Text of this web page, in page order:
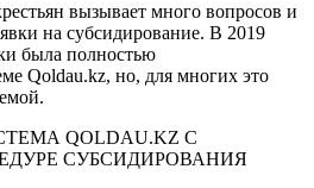
вызывает много вопросов и
на субсидирование. В 2019
была полностью
Qoldau.kz, но, для многих это
QOLDAU.KZ С
СУБСИДИРОВАНИЯ